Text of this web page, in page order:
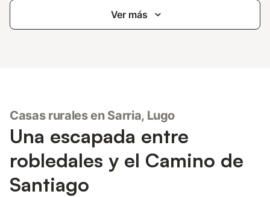
Ver más
Casas rurales en Sarria, Lugo
Una escapada entre
robledales y el Camino de
Santiago